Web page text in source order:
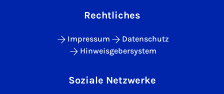
Rechtliches
Impressum
Datenschutz
Hinweisgebersystem
Soziale Netzwerke